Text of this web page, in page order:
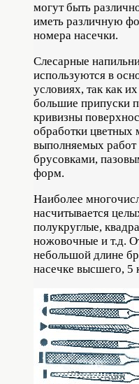
могут быть
иметь различную
номера насечки.
Слесарные
используются в
условиях, так как
большие припуски
кривизны
обработки цветных
выполняемых
брусовками,
форм.
Наиболее
насчитывается
полукруглые,
ножовочные и т.д.
небольшой длине
насечке высшего, 5